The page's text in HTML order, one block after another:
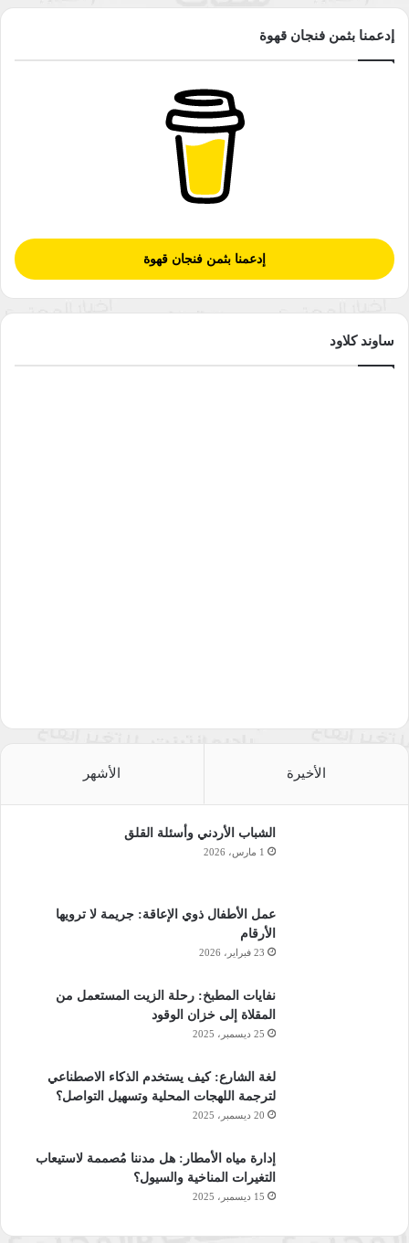
إدعمنا بثمن فنجان قهوة
إدعمنا بثمن فنجان قهوة
ساوند كلاود
الأخيرة الأشهر
الشباب الأردني وأسئلة القلق
1 مارس، 2026
عمل الأطفال ذوي الإعاقة: جريمة لا ترويها
الأرقام
23 فبراير، 2026
نفايات المطبخ: رحلة الزيت المستعمل من
المقلاة إلى خزان الوقود
25 ديسمبر، 2025
لغة الشارع: كيف يستخدم الذكاء الاصطناعي
لترجمة اللهجات المحلية وتسهيل التواصل؟
20 ديسمبر، 2025
إدارة مياه الأمطار: هل مدننا مُصممة لاستيعاب
التغيرات المناخية والسيول؟
15 ديسمبر، 2025